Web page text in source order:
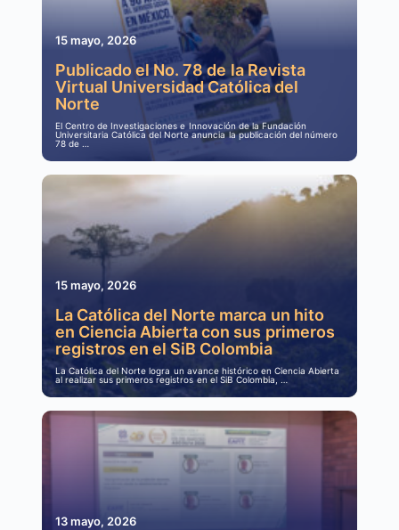
15 mayo, 2026
Publicado el No. 78 de la Revista
Virtual Universidad Católica del
Norte
El Centro de Investigaciones e Innovación de la Fundación
Universitaria Católica del Norte anuncia la publicación del número
78 de …
15 mayo, 2026
La Católica del Norte marca un hito
en Ciencia Abierta con sus primeros
registros en el SiB Colombia
La Católica del Norte logra un avance histórico en Ciencia Abierta
al realizar sus primeros registros en el SiB Colombia, …
13 mayo, 2026